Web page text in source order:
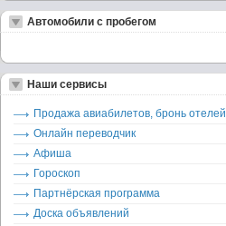
Автомобили с пробегом
Наши сервисы
Продажа авиабилетов, бронь отелей
Онлайн переводчик
Афиша
Гороскоп
Партнёрская программа
Доска объявлений